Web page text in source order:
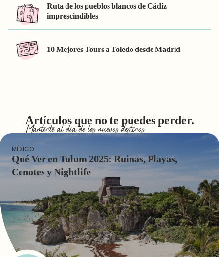
Ruta de los pueblos blancos de Cádiz
imprescindibles
10 Mejores Tours a Toledo desde Madrid
Artículos que no te puedes perder.
Mantente al dia de los nuevos destinos
MÉXICO
Qué Ver en Tulum 2025: Ruinas, Playas,
Cenotes y Nightlife